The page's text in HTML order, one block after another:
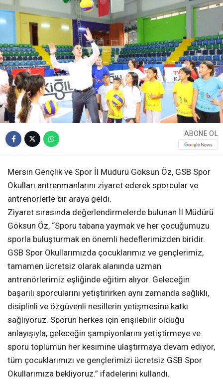
ABONE OL
Mersin Gençlik ve Spor İl Müdürü Göksun Öz, GSB Spor
Okulları antrenmanlarını ziyaret ederek sporcular ve
antrenörlerle bir araya geldi.
Ziyaret sırasında değerlendirmelerde bulunan İl Müdürü
Göksun Öz, “Sporu tabana yaymak ve her çocuğumuzu
sporla buluşturmak en önemli hedeflerimizden biridir.
GSB Spor Okullarımızda çocuklarımız ve gençlerimiz,
tamamen ücretsiz olarak alanında uzman
antrenörlerimiz eşliğinde eğitim alıyor. Geleceğin
başarılı sporcularını yetiştirirken aynı zamanda sağlıklı,
disiplinli ve özgüvenli nesillerin yetişmesine katkı
sağlıyoruz. Sporun herkes için erişilebilir olduğu
anlayışıyla, geleceğin şampiyonlarını yetiştirmeye ve
sporu toplumun her kesimine ulaştırmaya devam ediyor,
tüm çocuklarımızı ve gençlerimizi ücretsiz GSB Spor
Okullarımıza bekliyoruz.” ifadelerini kullandı.